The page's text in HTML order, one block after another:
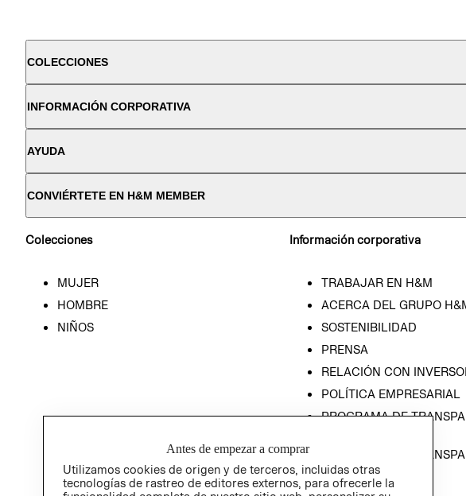
COLECCIONES
INFORMACIÓN CORPORATIVA
AYUDA
CONVIÉRTETE EN H&M MEMBER
Colecciones
MUJER
HOMBRE
NIÑOS
Información corporativa
TRABAJAR EN H&M
ACERCA DEL GRUPO
SOSTENIBILIDAD
PRENSA
RELACIÓN CON
POLÍTICA EMPRESARIAL
PROGRAMA DE
PROGRAMA DE
ÉTICA (INGLÉS)
Antes de empezar a comprar
Utilizamos cookies de origen y de terceros, incluidas otras
tecnologías de rastreo de editores externos, para ofrecerle la